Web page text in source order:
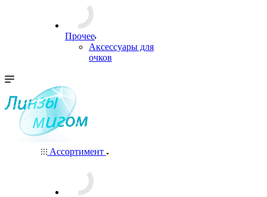
Прочее
Аксессуары для
очков
Ассортимент